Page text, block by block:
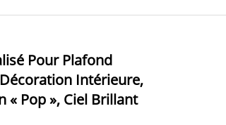
Pour Plafond
Intérieure,
« Pop », Ciel Brillant